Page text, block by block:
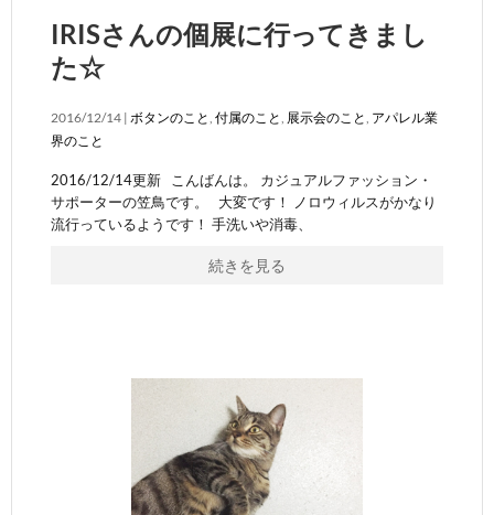
IRISさんの個展に行ってきまし
た☆
2016/12/14 | ボタンのこと, 付属のこと, 展示会のこと, アパレル業
界のこと
2016/12/14更新 こんばんは。 カジュアルファッション・
サポーターの笠鳥です。 大変です！ ノロウィルスがかなり
流行っているようです！ 手洗いや消毒、
続きを見る